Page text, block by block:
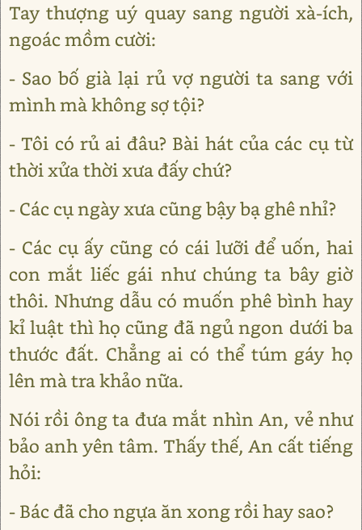
Tay thượng uý quay sang người xà-ích,
ngoác mồm cười:
- Sao bố già lại rủ vợ người ta sang với
mình mà không sợ tội?
- Tôi có rủ ai đâu? Bài hát của các cụ từ
thời xửa thời xưa đấy chứ?
- Các cụ ngày xưa cũng bậy bạ ghê nhỉ?
- Các cụ ấy cũng có cái lưỡi để uốn, hai
con mắt liếc gái như chúng ta bây giờ
thôi. Nhưng dẫu có muốn phê bình hay
kỉ luật thì họ cũng đã ngủ ngon dưới ba
thước đất. Chẳng ai có thể túm gáy họ
lên mà tra khảo nữa.
Nói rồi ông ta đưa mắt nhìn An, vẻ như
bảo anh yên tâm. Thấy thế, An cất tiếng
hỏi:
- Bác đã cho ngựa ăn xong rồi hay sao?